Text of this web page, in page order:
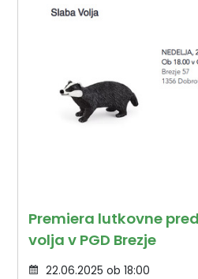
Premiera lutkovne
volja v PGD Brezje
22.06.2025 ob 18:00